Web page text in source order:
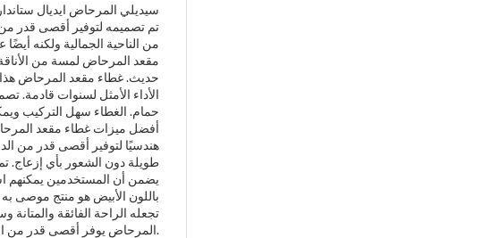
سيديلي المرحاض ايديال
تم تصميمه لتوفير أقصى قدر
من الناحية الجمالية ولكنه
مقعد المرحاض لمسة من
حديث. غطاء مقعد المرحاض هذا
الأداء الأمثل لسنوات قادمة.
حمام. الغطاء سهل التركيب
أفضل ميزات غطاء مقعد
هندسيًا لتوفير أقصى قدر من
طويلة دون الشعور بأي إزعاج.
يضمن أن المستخدمين يمكنهم
باللون الأبيض هو منتج موصى
تجعله الراحة الفائقة والمتانة
المرحاض يوفر أقصى قدر من الراحة ، فإن بلايا من ايديال ستاندارد باللون الأبيض هو الخيار الأمثل لك.